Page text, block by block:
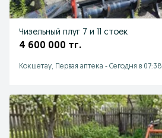
Чизельный плуг 7 и 11 стоек
4 600 000 тг.
Кокшетау, Первая аптека - Сегодня в 07:38